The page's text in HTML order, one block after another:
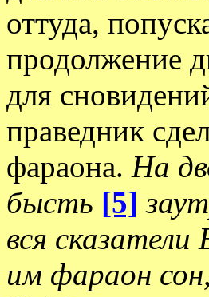
оттуда,
продолжение
для
праведник
фараона. На
бысть [5]
вся
им фараон